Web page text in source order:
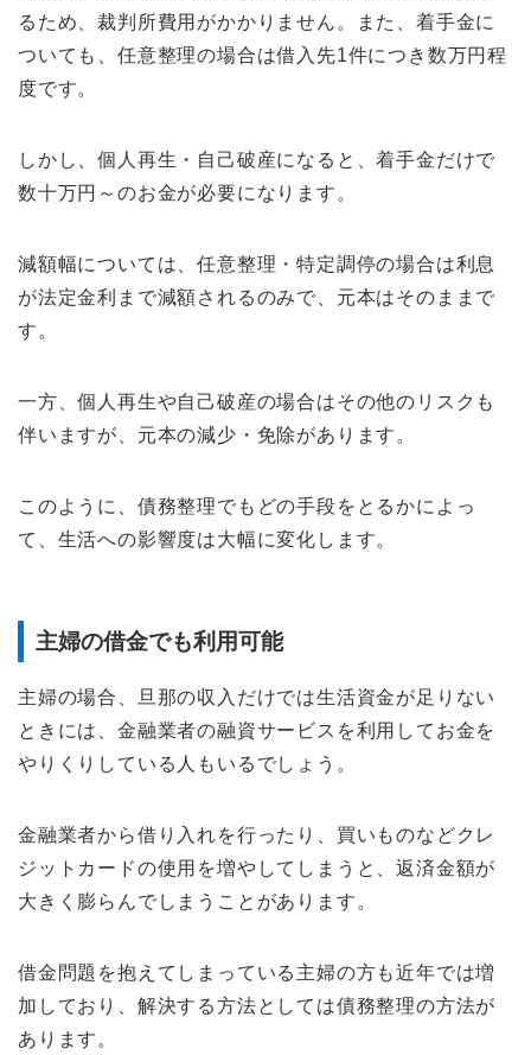
るため、裁判所費用がかかりません。また、着手金に
ついても、任意整理の場合は借入先1件につき数万円程
度です。
しかし、個人再生・自己破産になると、着手金だけで
数十万円～のお金が必要になります。
減額幅については、任意整理・特定調停の場合は利息
が法定金利まで減額されるのみで、元本はそのままで
す。
一方、個人再生や自己破産の場合はその他のリスクも
伴いますが、元本の減少・免除があります。
このように、債務整理でもどの手段をとるかによっ
て、生活への影響度は大幅に変化します。
主婦の借金でも利用可能
主婦の場合、旦那の収入だけでは生活資金が足りない
ときには、金融業者の融資サービスを利用してお金を
やりくりしている人もいるでしょう。
金融業者から借り入れを行ったり、買いものなどクレ
ジットカードの使用を増やしてしまうと、返済金額が
大きく膨らんでしまうことがあります。
借金問題を抱えてしまっている主婦の方も近年では増
加しており、解決する方法としては債務整理の方法が
あります。